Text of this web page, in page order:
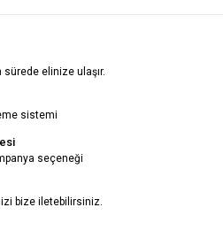
sürede elinize ulaşır.
sistemi
seçeneği
bize iletebilirsiniz.